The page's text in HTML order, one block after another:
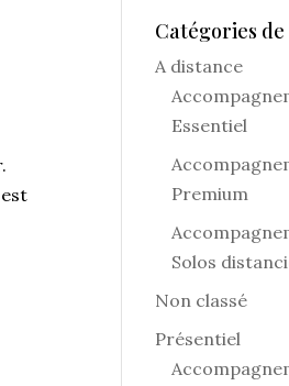
Catégories
A distance
Essentiel
Premium
Solos
Non classé
Présentiel